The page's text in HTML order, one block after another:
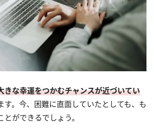
きな幸運をつかむチャンスが近づいてい
す。今、困難に直面していたとしても、も
ができるでしょう。